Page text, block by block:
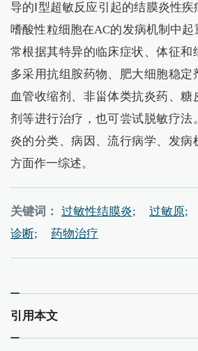
导的Ⅰ型超敏反应引起的结膜炎性
嗜酸性粒细胞在AC的发病机制中
常根据其特异的临床症状、体征和
多采用抗组胺药物、肥大细胞稳定
血管收缩剂、非甾体类抗炎药、糖
剂等进行治疗，也可尝试脱敏疗法
炎的分类、病因、流行病学、发病
方面作一综述。
关键词： 过敏性结膜炎; 过敏原;
诊断;
药物治疗
引用本文